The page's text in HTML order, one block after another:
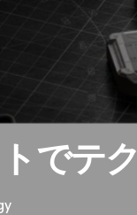
でテ